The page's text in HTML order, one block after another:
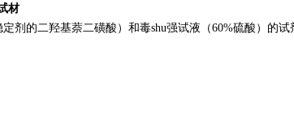
材
定剂的二羟基萘二磺酸 ） 和毒shu强试液（60%硫酸） 的试